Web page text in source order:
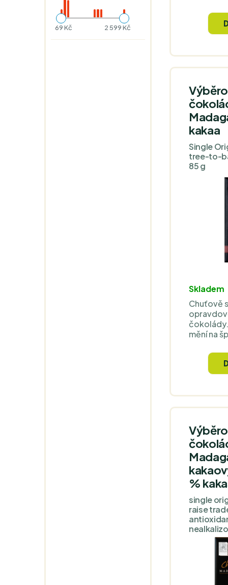
69 Kč 2 599 Kč
tmavé,
čokolády
kakaa
Single
tree-to-
85 g
Skladem
Chuťově
mění na
zároveň
%
single
raise